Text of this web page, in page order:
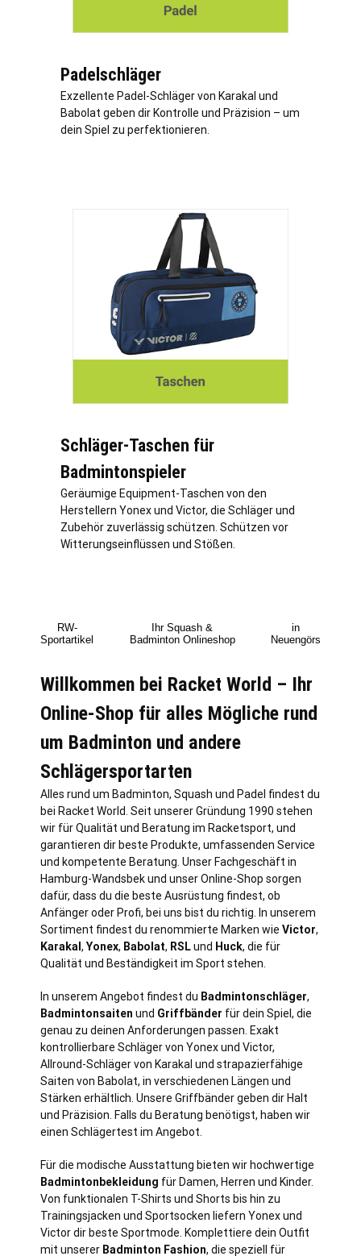
Padelschläger
Exzellente Padel-Schläger von Karakal und
Babolat geben dir Kontrolle und Präzision – um
dein Spiel zu perfektionieren.
Schläger-Taschen für
Badmintonspieler
Geräumige Equipment-Taschen von den
Herstellern Yonex und Victor, die Schläger und
Zubehör zuverlässig schützen. Schützen vor
Witterungseinflüssen und Stößen.
RW-
Sportartikel
Ihr Squash &
Badminton Onlineshop
in
Neuengörs
Willkommen bei Racket World – Ihr
Online-Shop für alles Mögliche rund
um Badminton und andere
Schlägersportarten
Alles rund um Badminton, Squash und Padel findest du
bei Racket World. Seit unserer Gründung 1990 stehen
wir für Qualität und Beratung im Racketsport, und
garantieren dir beste Produkte, umfassenden Service
und kompetente Beratung. Unser Fachgeschäft in
Hamburg-Wandsbek und unser Online-Shop sorgen
dafür, dass du die beste Ausrüstung findest, ob
Anfänger oder Profi, bei uns bist du richtig. In unserem
Sortiment findest du renommierte Marken wie Victor,
Karakal , Yonex, Babolat, RSLund Huck, die für
Qualität und Beständigkeit im Sport stehen.
In unserem Angebot findest du Badmintonschläger,
Badmintonsaiten und Griffbänder für dein Spiel, die
genau zu deinen Anforderungen passen. Exakt
kontrollierbare Schläger von Yonex und Victor,
Allround-Schläger von Karakal und strapazierfähige
Saiten von Babolat, in verschiedenen Längen und
Stärken erhältlich. Unsere Griffbänder geben dir Halt
und Präzision. Falls du Beratung benötigst, haben wir
einen Schlägertest im Angebot.
Für die modische Ausstattung bieten wir hochwertige
Badmintonbekleidung für Damen, Herren und Kinder.
Von funktionalen T-Shirts und Shorts bis hin zu
Trainingsjacken und Sportsocken liefern Yonex und
Victor dir beste Sportmode. Komplettiere dein Outfit
mit unserer Badminton Fashion, die speziell für